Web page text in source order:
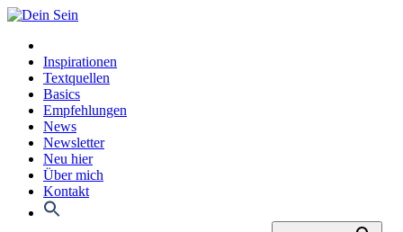
Inspirationen
Textquellen
Basics
Empfehlungen
News
Newsletter
Neu hier
Über mich
Kontakt